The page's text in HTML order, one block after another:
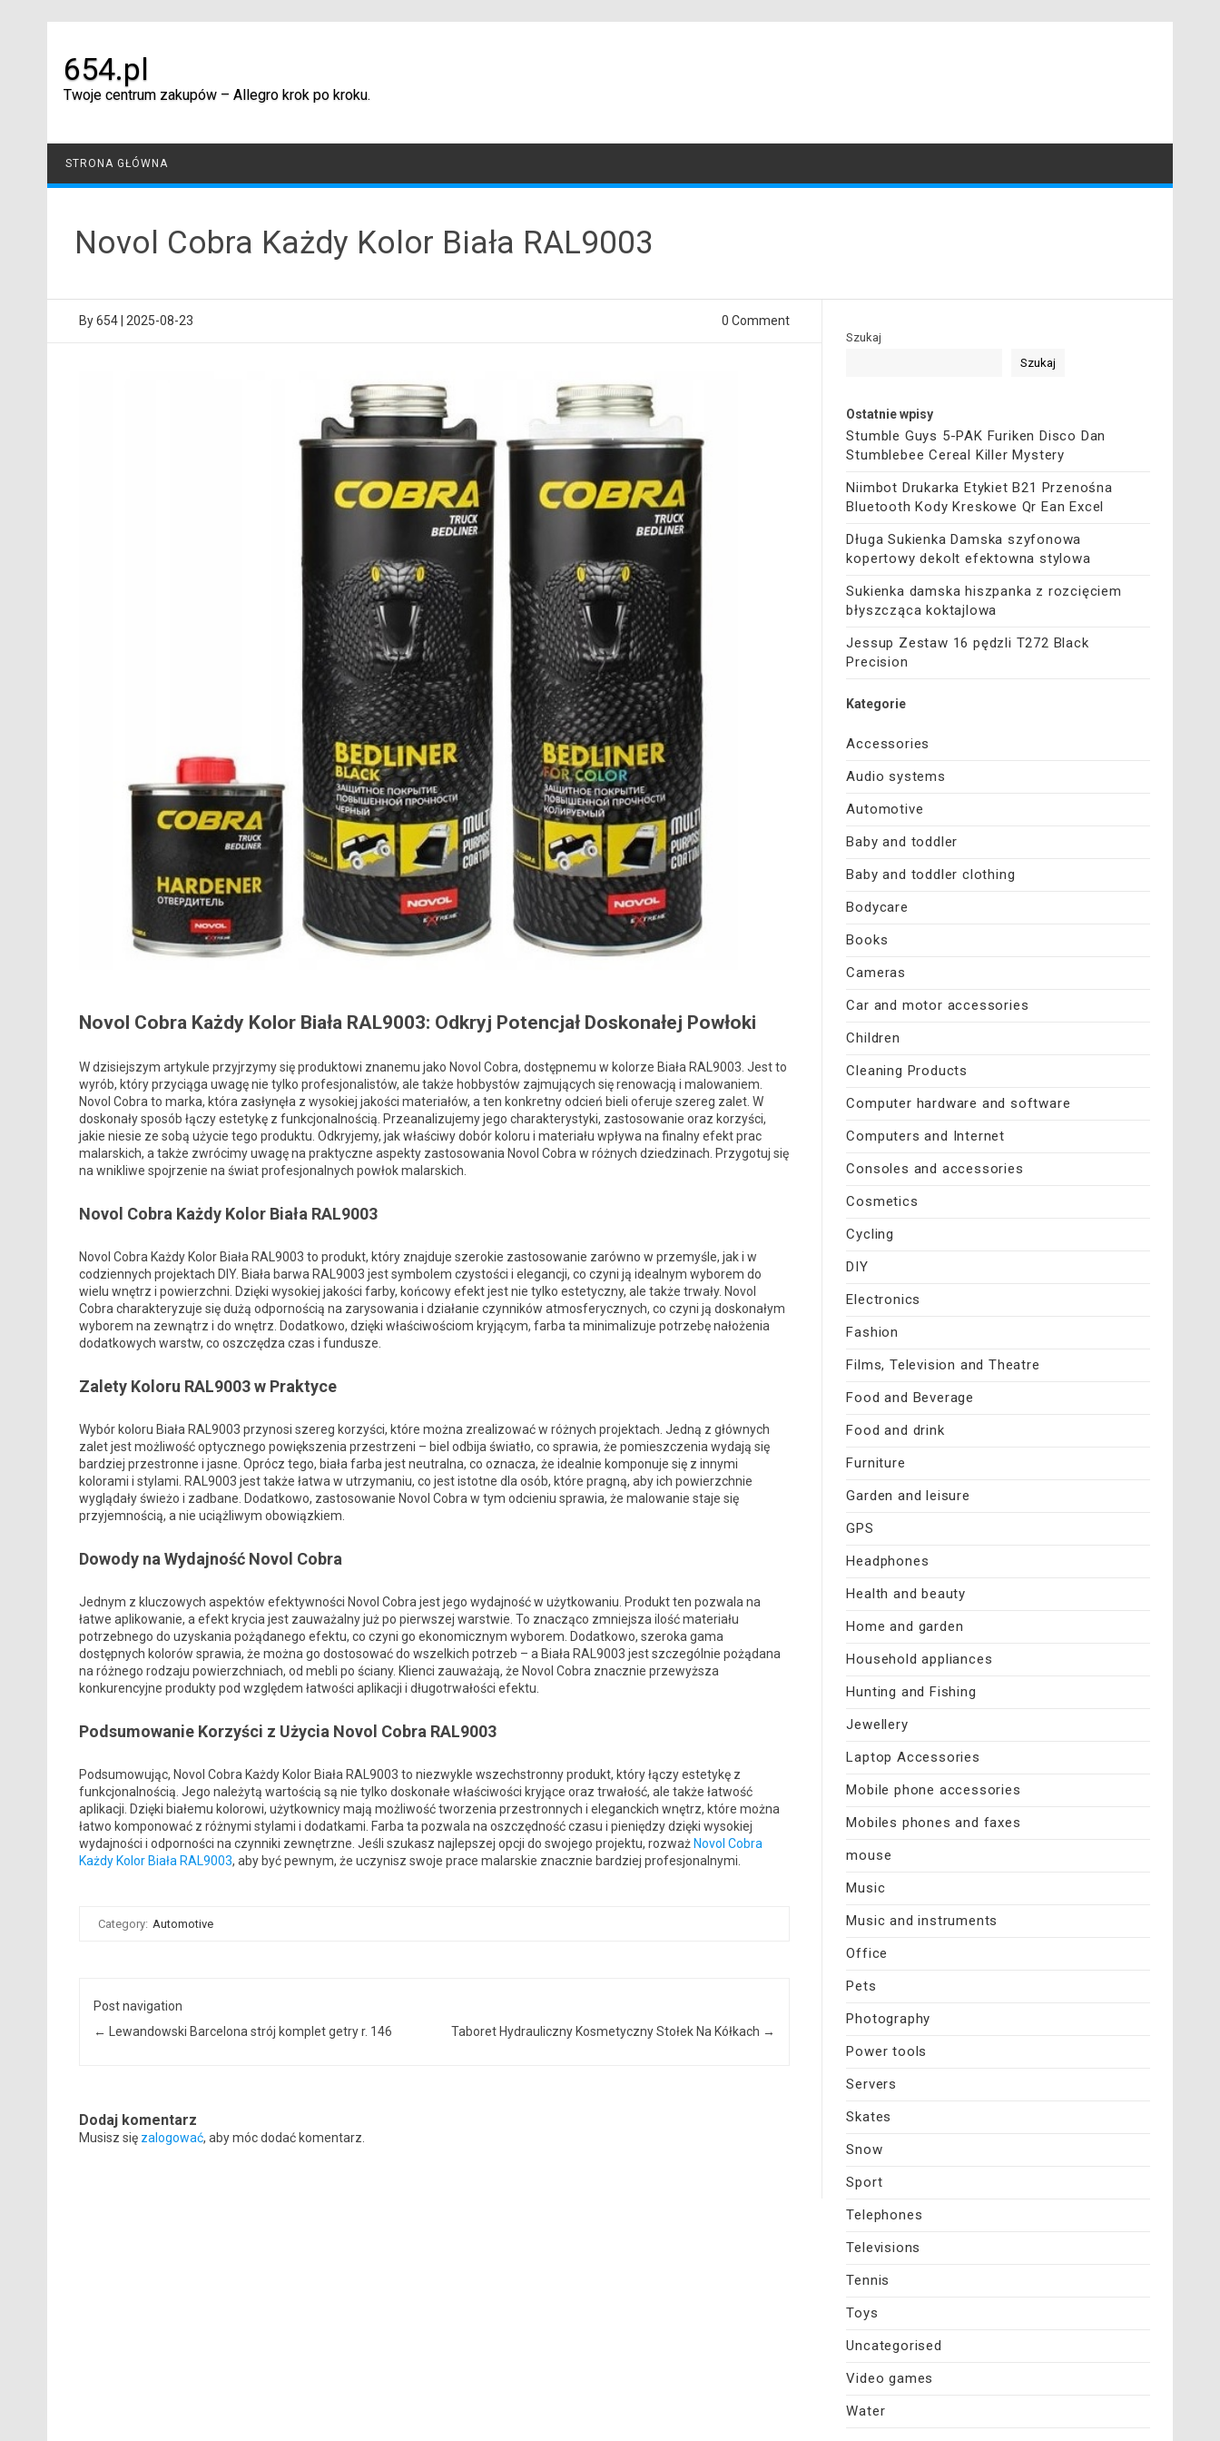
654.pl
Twoje centrum zakupów – Allegro krok po kroku.
STRONA GŁÓWNA
Novol Cobra Każdy Kolor Biała RAL9003
By654 2025-08-23 0 Comment
Novol Cobra Każdy Kolor Biała RAL9003: Odkryj Potencjał Doskonałej Powłoki
W dzisiejszym artykule przyjrzymy się produktowi znanemu jako Novol Cobra, dostępnemu w kolorze Biała RAL9003. Jest to
wyrób, który przyciąga uwagę nie tylko profesjonalistów, ale także hobbystów zajmujących się renowacją i malowaniem.
Novol Cobra to marka, która zasłynęła z wysokiej jakości materiałów, a ten konkretny odcień bieli oferuje szereg zalet. W
doskonały sposób łączy estetykę z funkcjonalnością. Przeanalizujemy jego charakterystyki, zastosowanie oraz korzyści,
jakie niesie ze sobą użycie tego produktu. Odkryjemy, jak właściwy dobór koloru i materiału wpływa na finalny efekt prac
malarskich, a także zwrócimy uwagę na praktyczne aspekty zastosowania Novol Cobra w różnych dziedzinach. Przygotuj się
na wnikliwe spojrzenie na świat profesjonalnych powłok malarskich.
Novol Cobra Każdy Kolor Biała RAL9003
Novol Cobra Każdy Kolor Biała RAL9003 to produkt, który znajduje szerokie zastosowanie zarówno w przemyśle, jak i w
codziennych projektach DIY. Biała barwa RAL9003 jest symbolem czystości i elegancji, co czyni ją idealnym wyborem do
wielu wnętrz i powierzchni. Dzięki wysokiej jakości farby, końcowy efekt jest nie tylko estetyczny, ale także trwały. Novol
Cobra charakteryzuje się dużą odpornością na zarysowania i działanie czynników atmosferycznych, co czyni ją doskonałym
wyborem na zewnątrz i do wnętrz. Dodatkowo, dzięki właściwościom kryjącym, farba ta minimalizuje potrzebę nałożenia
dodatkowych warstw, co oszczędza czas i fundusze.
Zalety Koloru RAL9003 w Praktyce
Wybór koloru Biała RAL9003 przynosi szereg korzyści, które można zrealizować w różnych projektach. Jedną z głównych
zalet jest możliwość optycznego powiększenia przestrzeni – biel odbija światło, co sprawia, że pomieszczenia wydają się
bardziej przestronne i jasne. Oprócz tego, biała farba jest neutralna, co oznacza, że idealnie komponuje się z innymi
kolorami i stylami. RAL9003 jest także łatwa w utrzymaniu, co jest istotne dla osób, które pragną, aby ich powierzchnie
wyglądały świeżo i zadbane. Dodatkowo, zastosowanie Novol Cobra w tym odcieniu sprawia, że malowanie staje się
przyjemnością, a nie uciążliwym obowiązkiem.
Dowody na Wydajność Novol Cobra
Jednym z kluczowych aspektów efektywności Novol Cobra jest jego wydajność w użytkowaniu. Produkt ten pozwala na
łatwe aplikowanie, a efekt krycia jest zauważalny już po pierwszej warstwie. To znacząco zmniejsza ilość materiału
potrzebnego do uzyskania pożądanego efektu, co czyni go ekonomicznym wyborem. Dodatkowo, szeroka gama
dostępnych kolorów sprawia, że można go dostosować do wszelkich potrzeb – a Biała RAL9003 jest szczególnie pożądana
na różnego rodzaju powierzchniach, od mebli po ściany. Klienci zauważają, że Novol Cobra znacznie przewyższa
konkurencyjne produkty pod względem łatwości aplikacji i długotrwałości efektu.
Podsumowanie Korzyści z Użycia Novol Cobra RAL9003
Podsumowując, Novol Cobra Każdy Kolor Biała RAL9003 to niezwykle wszechstronny produkt, który łączy estetykę z
funkcjonalnością. Jego należytą wartością są nie tylko doskonałe właściwości kryjące oraz trwałość, ale także łatwość
aplikacji. Dzięki białemu kolorowi, użytkownicy mają możliwość tworzenia przestronnych i eleganckich wnętrz, które można
łatwo komponować z różnymi stylami i dodatkami. Farba ta pozwala na oszczędność czasu i pieniędzy dzięki wysokiej
wydajności i odporności na czynniki zewnętrzne. Jeśli szukasz najlepszej opcji do swojego projektu, rozważ Novol Cobra
Każdy Kolor Biała RAL9003, aby być pewnym, że uczynisz swoje prace malarskie znacznie bardziej profesjonalnymi.
Category: Automotive
Post navigation
←
Lewandowski Barcelona strój komplet getry r. 146 Taboret Hydrauliczny Kosmetyczny Stołek Na Kółkach →
Dodaj komentarz
Musisz się zalogować, aby móc dodać komentarz.
Szukaj
Szukaj
Ostatnie wpisy
Stumble Guys 5-PAK Furiken Disco Dan
Stumblebee Cereal Killer Mystery
Niimbot Drukarka Etykiet B21 Przenośna
Bluetooth Kody Kreskowe Qr Ean Excel
Długa Sukienka Damska szyfonowa
kopertowy dekolt efektowna stylowa
Sukienka damska hiszpanka z rozcięciem
błyszcząca koktajlowa
Jessup Zestaw 16 pędzli T272 Black
Precision
Kategorie
Accessories
Audio systems
Automotive
Baby and toddler
Baby and toddler clothing
Bodycare
Books
Cameras
Car and motor accessories
Children
Cleaning Products
Computer hardware and software
Computers and Internet
Consoles and accessories
Cosmetics
Cycling
DIY
Electronics
Fashion
Films, Television and Theatre
Food and Beverage
Food and drink
Furniture
Garden and leisure
GPS
Headphones
Health and beauty
Home and garden
Household appliances
Hunting and Fishing
Jewellery
Laptop Accessories
Mobile phone accessories
Mobiles phones and faxes
mouse
Music
Music and instruments
Office
Pets
Photography
Power tools
Servers
Skates
Snow
Sport
Telephones
Televisions
Tennis
Toys
Uncategorised
Video games
Water